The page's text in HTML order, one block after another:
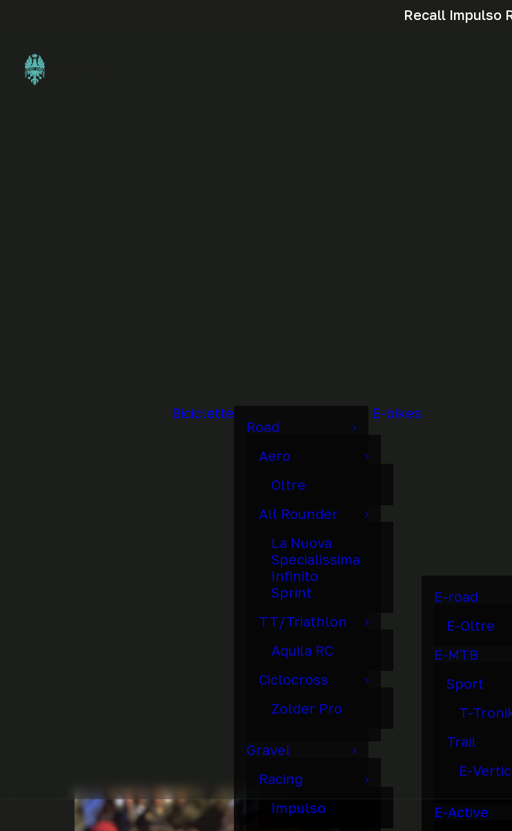
Recall Impulso
Biciclette
Road
Aero
Oltre
All Rounder
La Nuova
Specialissima
Infinito
Sprint
TT/Triathlon
Aquila RC
Ciclocross
Zolder Pro
Gravel
Racing
Impulso
E-bikes
E-road
E-Oltre
E-MTB
Sport
T-
Trail
E-
E-Active